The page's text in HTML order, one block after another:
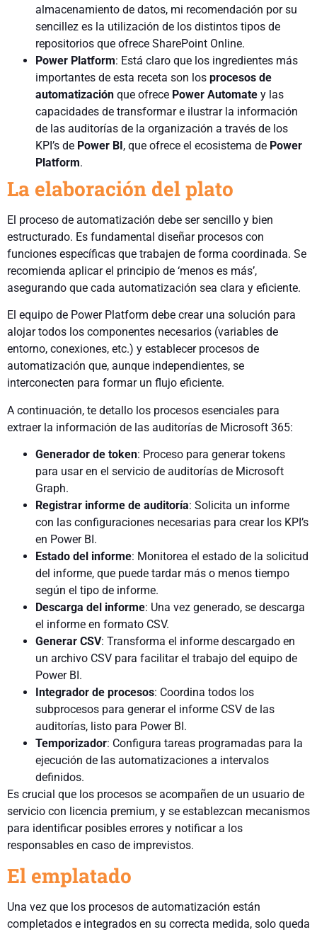
almacenamiento de datos, mi recomendación por su
sencillez es la utilización de los distintos tipos de
repositorios que ofrece SharePoint Online.
Power Platform: Está claro que los ingredientes más
importantes de esta receta son los procesos de
automatización que ofrece Power Automate y las
capacidades de transformar e ilustrar la información
de las auditorías de la organización a través de los
KPI’s de Power BI, que ofrece el ecosistema de Power
Platform.
La elaboración del plato
El proceso de automatización debe ser sencillo y bien
estructurado. Es fundamental diseñar procesos con
funciones específicas que trabajen de forma coordinada. Se
recomienda aplicar el principio de ‘menos es más’,
asegurando que cada automatización sea clara y eficiente.
El equipo de Power Platform debe crear una solución para
alojar todos los componentes necesarios (variables de
entorno, conexiones, etc.) y establecer procesos de
automatización que, aunque independientes, se
interconecten para formar un flujo eficiente.
A continuación, te detallo los procesos esenciales para
extraer la información de las auditorías de Microsoft 365:
Generador de token: Proceso para generar tokens
para usar en el servicio de auditorías de Microsoft
Graph.
Registrar informe de auditoría: Solicita un informe
con las configuraciones necesarias para crear los KPI’s
en Power BI.
Estado del informe: Monitorea el estado de la solicitud
del informe, que puede tardar más o menos tiempo
según el tipo de informe.
Descarga del informe: Una vez generado, se descarga
el informe en formato CSV.
Generar CSV: Transforma el informe descargado en
un archivo CSV para facilitar el trabajo del equipo de
Power BI.
Integrador de procesos: Coordina todos los
subprocesos para generar el informe CSV de las
auditorías, listo para Power BI.
Temporizador: Configura tareas programadas para la
ejecución de las automatizaciones a intervalos
definidos.
Es crucial que los procesos se acompañen de un usuario de
servicio con licencia premium, y se establezcan mecanismos
para identificar posibles errores y notificar a los
responsables en caso de imprevistos.
El emplatado
Una vez que los procesos de automatización están
completados e integrados en su correcta medida, solo queda